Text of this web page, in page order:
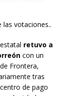
las votaciones..
retuvo a
con un
Frontera,
tras
de pago